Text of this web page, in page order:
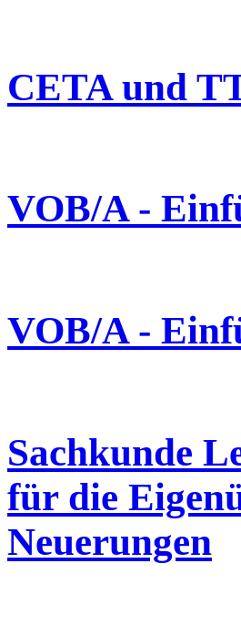
CETA und
VOB/A -
VOB/A -
Sachkunde
für die
Neuerungen